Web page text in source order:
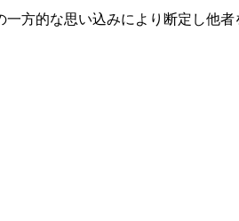
方的な思い込みにより断定し他者